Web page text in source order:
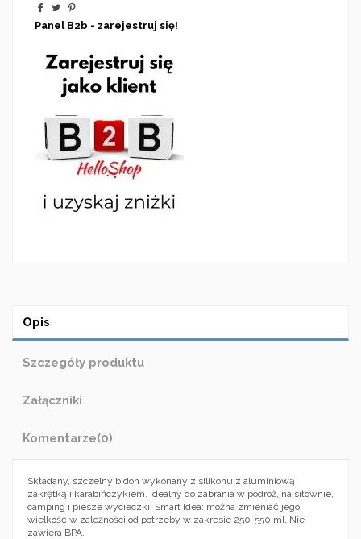
Panel B2b - zarejestruj się!
Opis
Szczegóły produktu
Załączniki
Komentarze(0)
Składany, szczelny bidon wykonany z silikonu z aluminiową
zakrętką i karabińczykiem. Idealny do zabrania w podróż, na siłownie,
camping i piesze wycieczki. Smart Idea: można zmieniać jego
wielkość w zależności od potrzeby w zakresie 250-550 ml. Nie
zawiera BPA.